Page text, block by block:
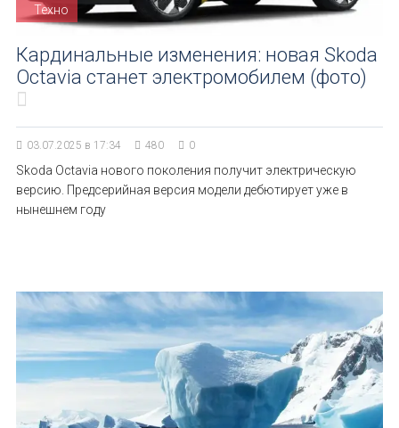
Техно
Кардинальные изменения: новая Skoda
Octavia станет электромобилем (фото)
03.07.2025 в 17:34 480 0
Skoda Octavia нового поколения получит электрическую
версию. Предсерийная версия модели дебютирует уже в
нынешнем году